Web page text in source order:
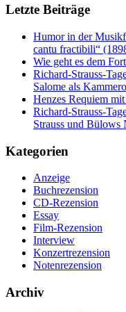
Letzte Beiträge
Humor in der
cantu fractibili“
Wie geht es dem
Richard-Strauss-
Salome als
Henzes Requiem
Richard-Strauss-
Strauss und Bülows
Kategorien
Anzeige
Buchrezension
CD-Rezension
Essay
Film-Rezension
Interview
Konzertrezension
Notenrezension
Archiv